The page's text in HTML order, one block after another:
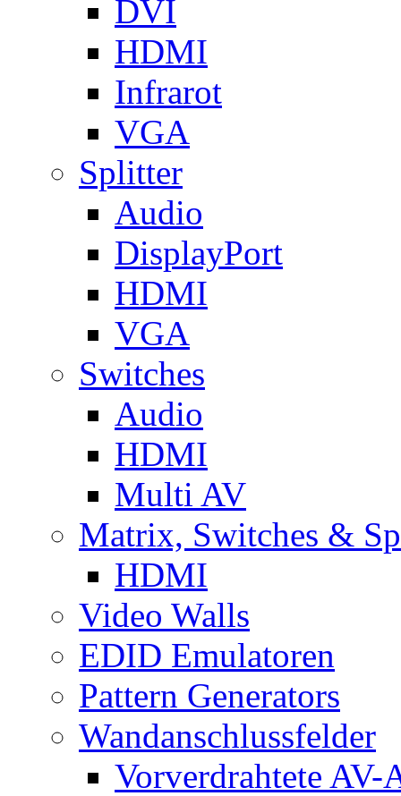
DVI
HDMI
Infrarot
VGA
Splitter
Audio
DisplayPort
HDMI
VGA
Switches
Audio
HDMI
Multi AV
Matrix, Switches &
HDMI
Video Walls
EDID Emulatoren
Pattern Generators
Wandanschlussfelder
Vorverdrahtete AV-